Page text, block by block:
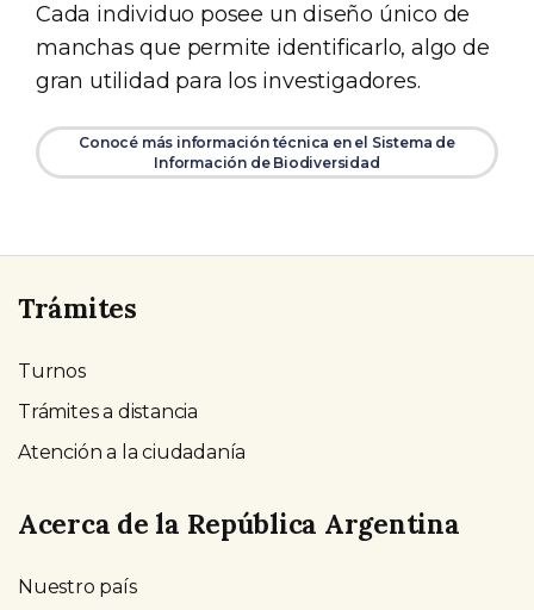
Cada individuo posee un diseño único de
manchas que permite identificarlo, algo de
gran utilidad para los investigadores.
Conocé más información técnica en el Sistema de
Información de Biodiversidad
Trámites
Turnos
Trámites a distancia
Atención a la ciudadanía
Acerca de la República Argentina
Nuestro país